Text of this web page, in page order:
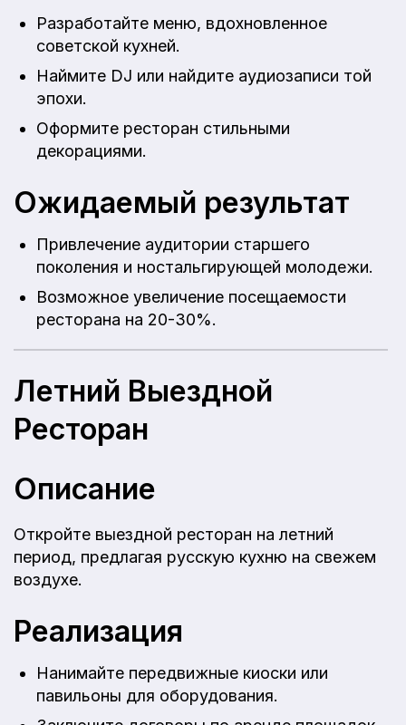
Разработайте меню, вдохновленное
советской кухней.
Наймите DJ или найдите аудиозаписи той
эпохи.
Оформите ресторан стильными
декорациями.
Ожидаемый результат
Привлечение аудитории старшего
поколения и ностальгирующей молодежи.
Возможное увеличение посещаемости
ресторана на 20-30%.
Летний Выездной
Ресторан
Описание
Откройте выездной ресторан на летний
период, предлагая русскую кухню на свежем
воздухе.
Реализация
Нанимайте передвижные киоски или
павильоны для оборудования.